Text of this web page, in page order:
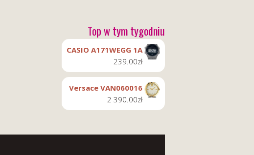
Top w tym tygodniu
CASIO A171WEGG 1A
239.00zł
Versace VAN060016
2 390.00zł